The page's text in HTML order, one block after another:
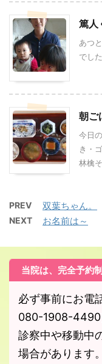
篤人
あつ
でし
朝ご
今日
き・
林檎
PREV 双葉ちゃん。
NEXT お名前は～
当院は、完全予約制
必ず事前にお電
080-1908-4490
診察中や移動中
場合があります